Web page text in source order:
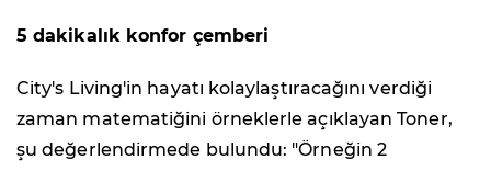
5 dakikalık konfor çemberi
City's Living'in hayatı kolaylaştıracağını verdiği
zaman matematiğini örneklerle açıklayan Toner,
şu değerlendirmede bulundu: "Örneğin 2